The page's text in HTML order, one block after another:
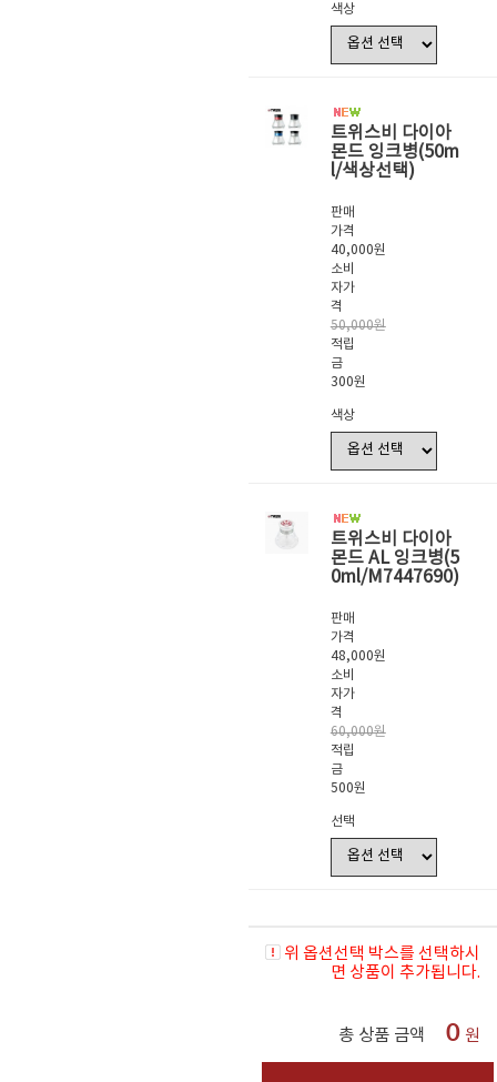
색상
트위스비 다이아
몬드 잉크병(50m
l/색상선택)
판매
가격
40,000원
소비
자가
격
50,000원
적립
금
300원
색상
트위스비 다이아
몬드 AL 잉크병(5
0ml/M7447690)
판매
가격
48,000원
소비
자가
격
60,000원
적립
금
500원
선택
위 옵션선택 박스를 선택하시
면 상품이 추가됩니다.
총 상품 금액 0 원